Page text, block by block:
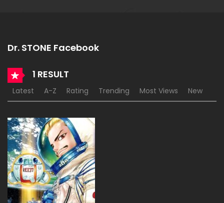
Dr. STONE Facebook
1 RESULT
Latest A-Z Rating Trending Most Views New